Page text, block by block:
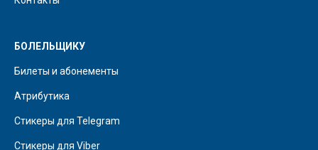
БОЛЕЛЬЩИКУ
Билеты и абонементы
Атрибутика
Стикеры для Telegram
Стикеры для Viber